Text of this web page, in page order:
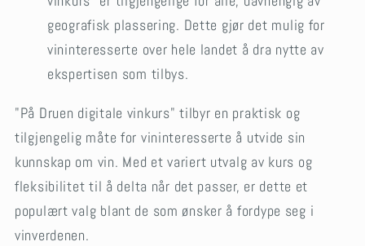
geografisk plassering. Dette gjør det mulig for
vininteresserte over hele landet å dra nytte av
ekspertisen som tilbys.
"På Druen digitale vinkurs" tilbyr en praktisk og
tilgjengelig måte for vininteresserte å utvide sin
kunnskap om vin. Med et variert utvalg av kurs og
fleksibilitet til å delta når det passer, er dette et
populært valg blant de som ønsker å fordype seg i
vinverdenen.